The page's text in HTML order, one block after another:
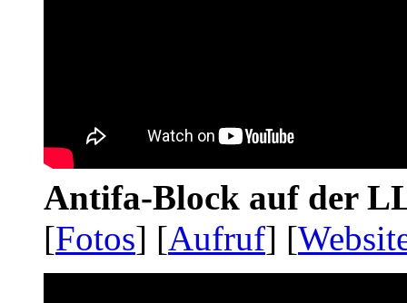
Antifa-Block auf der
[Fotos] [Aufruf] [